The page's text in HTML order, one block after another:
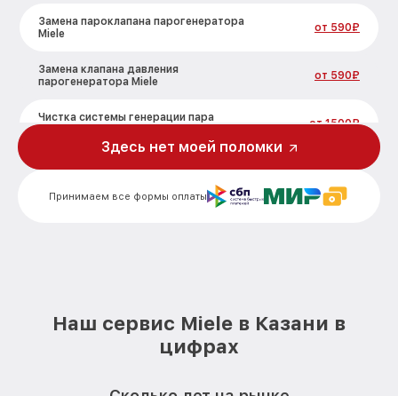
Замена пароклапана парогенератора
Miele
от 590₽
Замена клапана давления
парогенератора Miele
от 590₽
Чистка системы генерации пара
от 1500₽
от 550₽
Замена шнура питания парогенератора
Miele
от 590₽
Принимаем все формы оплаты
Здесь нет моей поломки
Наш сервис Miele в Казани в
цифрах